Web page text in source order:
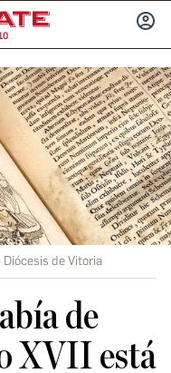
Diócesis de Vitoria
de
XVII está